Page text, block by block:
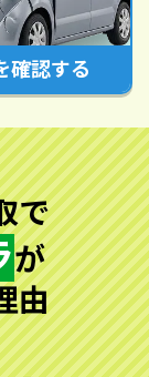
確認する
で
が
由